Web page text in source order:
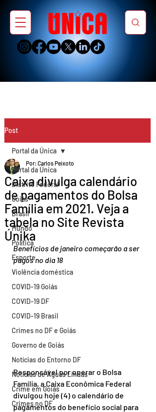
Post
Portal da Única
Distrito Federal
Goiás
Brasil
Mundo
Política
Esporte
Violência doméstica
COVID-19 Goiás
COVID-19 DF
COVID-19 Brasil
Crimes no DF e Goiás
Governo de Goiás
Notícias do Entorno DF
Notícias de Águas Lindas
Crime em Goiás
Crimes no DF
Portal da Única
Caixa divulga calendário
de pagamentos do Bolsa
Família em 2021. Veja a
tabela no Site Revista
Únika
Por: Carlos Peixoto
Benefícios de janeiro começarão a ser
pagos no dia 18
Responsável por operar o Bolsa
Família, a Caixa Econômica Federal
divulgou hoje (4) o calendário de
pagamentos do benefício social para